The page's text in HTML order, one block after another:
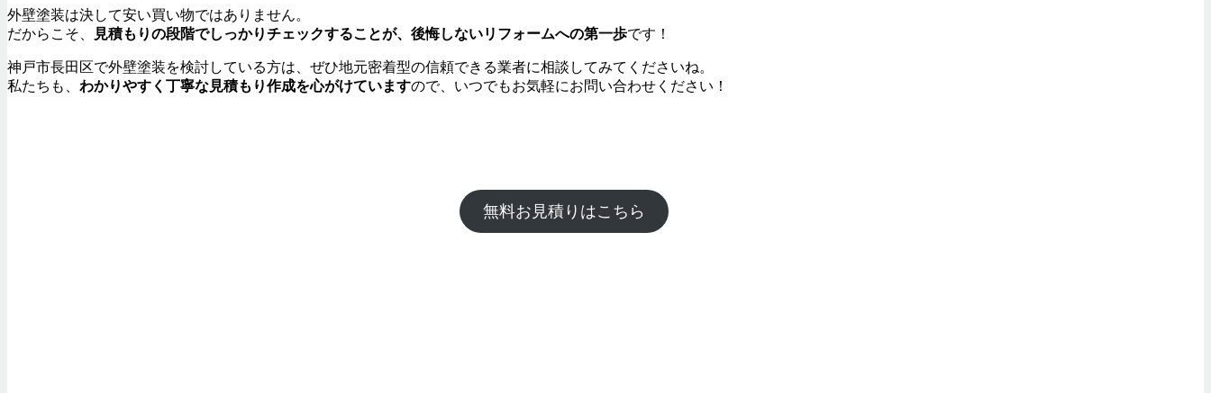
外壁塗装は決して安い買い物ではありません。
だからこそ、
見積もりの段階でしっかりチェックすることが、後悔しないリフォームへの第一歩です！
神戸市長田区で外壁塗装を検討している方は、ぜひ地元密着型の信頼できる業者に相談してみてくださいね。
私たちも、 わかりやすく丁寧な見積もり作成を心がけていますので、いつでもお気軽にお問い合わせください！
無料お見積りはこちら